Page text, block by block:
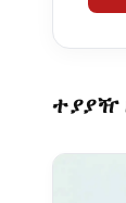
ተያያዥ